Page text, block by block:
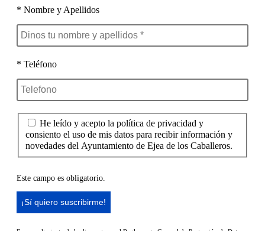
* Nombre y Apellidos
* Teléfono
He leído y acepto la política de privacidad y
consiento el uso de mis datos para recibir información y
novedades del Ayuntamiento de Ejea de los Caballeros.
Este campo es obligatorio.